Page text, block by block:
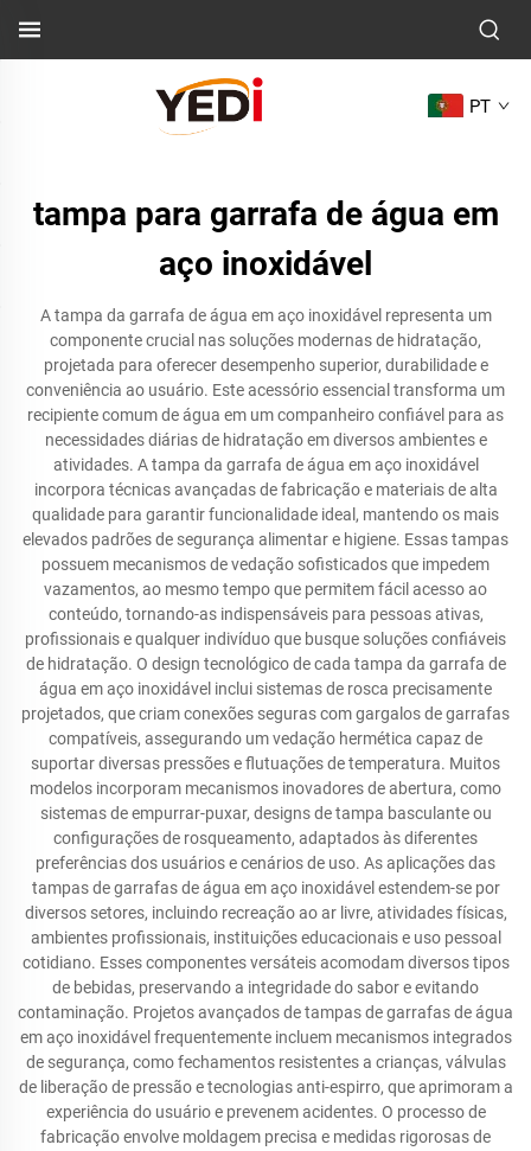
PT
tampa para garrafa de água em
aço inoxidável
A tampa da garrafa de água em aço inoxidável representa um
componente crucial nas soluções modernas de hidratação,
projetada para oferecer desempenho superior, durabilidade e
conveniência ao usuário. Este acessório essencial transforma um
recipiente comum de água em um companheiro confiável para as
necessidades diárias de hidratação em diversos ambientes e
atividades. A tampa da garrafa de água em aço inoxidável
incorpora técnicas avançadas de fabricação e materiais de alta
qualidade para garantir funcionalidade ideal, mantendo os mais
elevados padrões de segurança alimentar e higiene. Essas tampas
possuem mecanismos de vedação sofisticados que impedem
vazamentos, ao mesmo tempo que permitem fácil acesso ao
conteúdo, tornando-as indispensáveis para pessoas ativas,
profissionais e qualquer indivíduo que busque soluções confiáveis
de hidratação. O design tecnológico de cada tampa da garrafa de
água em aço inoxidável inclui sistemas de rosca precisamente
projetados, que criam conexões seguras com gargalos de garrafas
compatíveis, assegurando um vedação hermética capaz de
suportar diversas pressões e flutuações de temperatura. Muitos
modelos incorporam mecanismos inovadores de abertura, como
sistemas de empurrar-puxar, designs de tampa basculante ou
configurações de rosqueamento, adaptados às diferentes
preferências dos usuários e cenários de uso. As aplicações das
tampas de garrafas de água em aço inoxidável estendem-se por
diversos setores, incluindo recreação ao ar livre, atividades físicas,
ambientes profissionais, instituições educacionais e uso pessoal
cotidiano. Esses componentes versáteis acomodam diversos tipos
de bebidas, preservando a integridade do sabor e evitando
contaminação. Projetos avançados de tampas de garrafas de água
em aço inoxidável frequentemente incluem mecanismos integrados
de segurança, como fechamentos resistentes a crianças, válvulas
de liberação de pressão e tecnologias anti-espirro, que aprimoram a
experiência do usuário e prevenem acidentes. O processo de
fabricação envolve moldagem precisa e medidas rigorosas de